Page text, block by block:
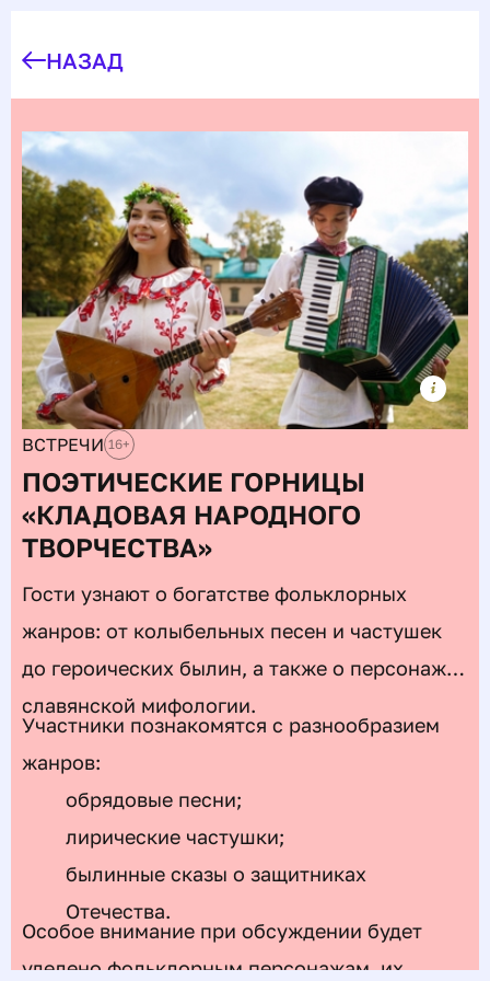
НАЗАД
ВСТРЕЧИ 16+
ПОЭТИЧЕСКИЕ ГОРНИЦЫ
«КЛАДОВАЯ НАРОДНОГО
ТВОРЧЕСТВА»
Гости узнают о богатстве фольклорных
жанров: от колыбельных песен и частушек
до героических былин, а также о персонажах
славянской мифологии.
Участники познакомятся с разнообразием
жанров:
обрядовые песни;
лирические частушки;
былинные сказы о защитниках
Отечества.
Особое внимание при обсуждении будет
уделено фольклорным персонажам, их